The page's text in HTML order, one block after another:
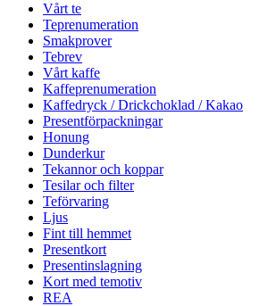
Vårt te
Teprenumeration
Smakprover
Tebrev
Vårt kaffe
Kaffeprenumeration
Kaffedryck / Drickchoklad / Kakao
Presentförpackningar
Honung
Dunderkur
Tekannor och koppar
Tesilar och filter
Teförvaring
Ljus
Fint till hemmet
Presentkort
Presentinslagning
Kort med temotiv
REA